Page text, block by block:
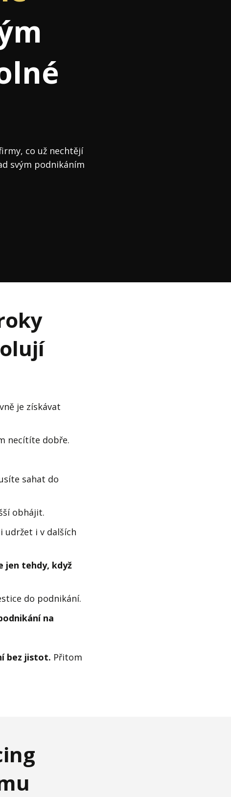
co už nechtějí
svým podnikáním
je získávat
necítíte dobře.
sahat do
obhájit.
udržet i v dalších
jen tehdy, když
do podnikání.
na
bez jistot. Přitom